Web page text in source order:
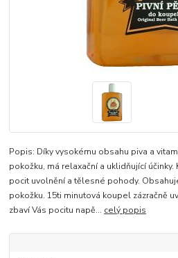
Popis: Díky vysokému obsahu piva a
pokožku, má relaxační a uklidňující
pocit uvolnění a tělesné pohody.
pokožku. 15ti minutová koupel zázračně
zbaví Vás pocitu napě... celý popis